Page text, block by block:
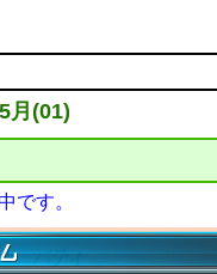
月(01)
です。